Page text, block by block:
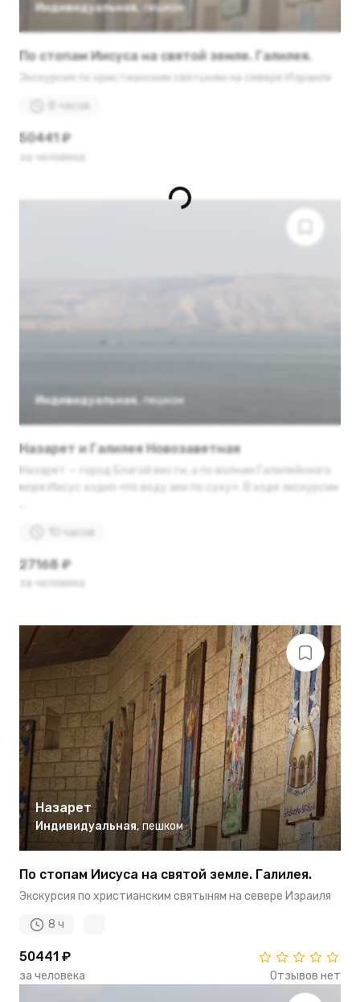
Индивидуальная, пешком
По стопам Иисуса на святой земле. Галилея.
Экскурсия по христианским святыням на севере Израиля
8 часов
50441 ₽
за человека
Индивидуальная, пешком
Назарет и Галилея Новозаветная
Назарет — город Благой вести, а по волнам Галилейского
моря Иисус ходил «по воду аки по суху». В ходе экскурсии
...
10 часов
27168 ₽
за человека
Назарет
Индивидуальная, пешком
По стопам Иисуса на святой земле. Галилея.
Экскурсия по христианским святыням на севере Израиля
8 ч
50441 ₽
за человека Отзывов нет